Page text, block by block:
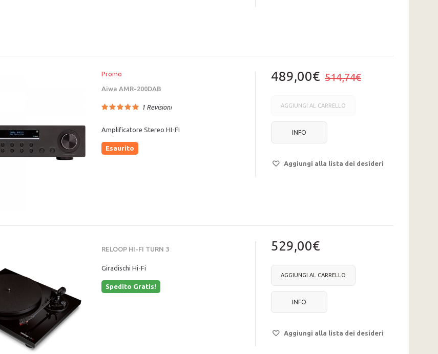
Promo
Aiwa AMR-200DAB
1Revisioni
Amplificatore Stereo HI-FI
Esaurito
489,00€ 514,74€
AGGIUNGI AL CARRELLO
INFO
Aggiungi alla lista dei desideri
RELOOP HI-FI TURN 3
Giradischi Hi-Fi
Spedito Gratis!
529,00€
AGGIUNGI AL CARRELLO
INFO
Aggiungi alla lista dei desideri